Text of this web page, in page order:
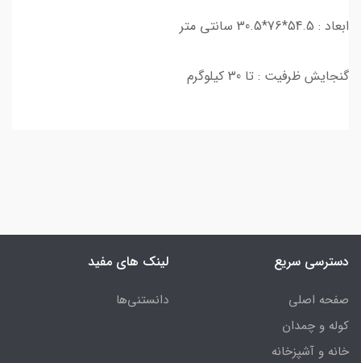
ابعاد : 54.5*76*30.5 سانتی متر
گنجایش ظرفیت : تا 30 کیلوگرم
دسترسی سریع
صفحه اصلی
کوله و چمدان
خانه و آشپزخانه
لینک های مفید
دانستنی‌ها